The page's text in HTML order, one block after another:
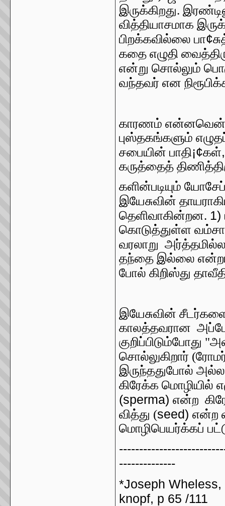
இருக்கிறது.
வித்தியாசமாக
பிறக்கவில்லை பா¢
கதை எழுதி
என்று சொல்லும்
வந்தவர் என
காரணம்
புஸ்தகங்களும்
சபையின் பாதி¡¢கள்
கருத்தைத்
களின்படியும்
இயேசுவின்
தெளிவாகின்றன. 1)
கொடுத்துள்ள
வரலாறு
தந்தை இல்லை
போல் கிறிஸ்து
இயேசுவின்
காலத்தவரான
குறிப்பிடும்போது
சொல்லுகிறார்
இருந்ததுபோல்
கிரேக்க மொழியில்
(sperma) என்ற
வித்து (seed) என்ற
மொழிபெயர்க்கப்
--------------
*Joseph Wheless,
knopf, p 65 /111